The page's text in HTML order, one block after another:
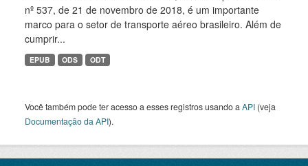
nº 537, de 21 de novembro de 2018, é um importante
marco para o setor de transporte aéreo brasileiro. Além de
cumprir...
EPUB ODS ODT
Você também pode ter acesso a esses registros usando a API (veja
Documentação da API).